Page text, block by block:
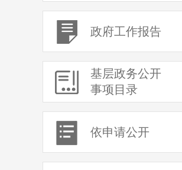
政府工作报告
基层政务公开
事项目录
依申请公开